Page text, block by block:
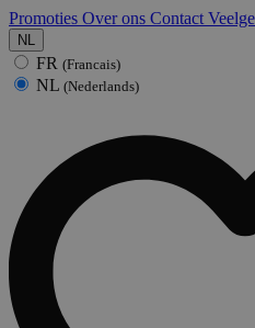
Promoties Over ons Contact
NL
FR (Francais)
NL (Nederlands)